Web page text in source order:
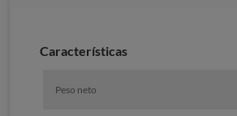
Características
Peso neto